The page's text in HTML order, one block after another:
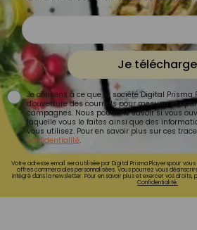
Je télécharge
Je consens à ce que la société Digital Prisma
d'ouverture des courriels pour mesurer et
campagnes. Nous pourrons savoir si vous
laquelle vous le faites ainsi que des
vous utilisez. Pour en savoir plus sur ces
confidentialité.
Votre adresse email sera utilisée par Digital Prisma Playerspour
offres commerciales personnalisées. Vous pourrez vous
intégré dans la newsletter. Pour en savoir plus et exercer vos droits,
Confidentialité.